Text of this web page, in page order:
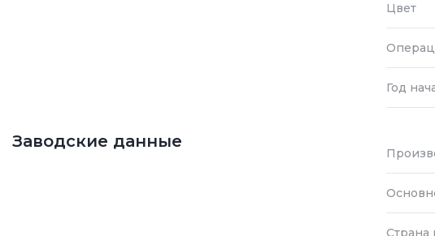
Цвет
Год
Заводские данные
Страна